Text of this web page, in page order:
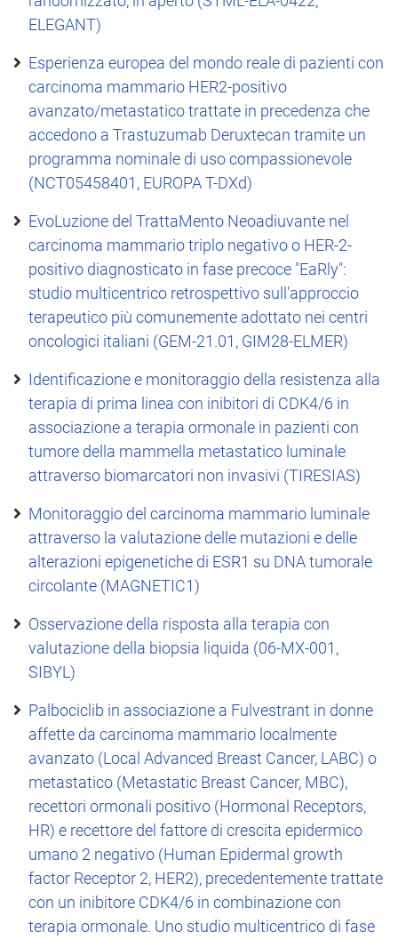
ELEGANT)
Esperienza europea del mondo reale di pazienti con
carcinoma mammario HER2-positivo
avanzato/metastatico trattate in precedenza che
accedono a Trastuzumab Deruxtecan tramite un
programma nominale di uso compassionevole
(NCT05458401, EUROPA T-DXd)
EvoLuzione del TrattaMento Neoadiuvante nel
carcinoma mammario triplo negativo o HER-2-
positivo diagnosticato in fase precoce "EaRly":
studio multicentrico retrospettivo sull'approccio
terapeutico più comunemente adottato nei centri
oncologici italiani (GEM-21.01, GIM28-ELMER)
Identificazione e monitoraggio della resistenza alla
terapia di prima linea con inibitori di CDK4/6 in
associazione a terapia ormonale in pazienti con
tumore della mammella metastatico luminale
attraverso biomarcatori non invasivi (TIRESIAS)
Monitoraggio del carcinoma mammario luminale
attraverso la valutazione delle mutazioni e delle
alterazioni epigenetiche di ESR1 su DNA tumorale
circolante (MAGNETIC1)
Osservazione della risposta alla terapia con
valutazione della biopsia liquida (06-MX-001,
SIBYL)
Palbociclib in associazione a Fulvestrant in donne
affette da carcinoma mammario localmente
avanzato (Local Advanced Breast Cancer, LABC) o
metastatico (Metastatic Breast Cancer, MBC),
recettori ormonali positivo (Hormonal Receptors,
HR) e recettore del fattore di crescita epidermico
umano 2 negativo (Human Epidermal growth
factor Receptor 2, HER2), precedentemente trattate
con un inibitore CDK4/6 in combinazione con
terapia ormonale. Uno studio multicentrico di fase